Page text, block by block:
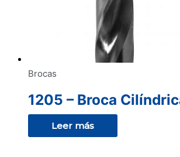
Brocas
1205 – Broca
Leer más